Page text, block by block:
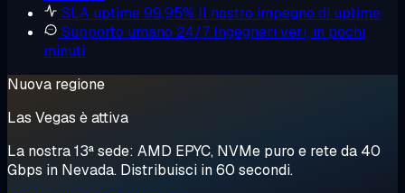
SLA uptime 99,95% Il nostro impegno di uptime
Supporto umano 24/7 Ingegneri veri, in pochi
minuti
Nuova regione
Las Vegas è attiva
La nostra 13ª sede: AMD EPYC, NVMe puro e rete da 40
Gbps in Nevada. Distribuisci in 60 secondi.